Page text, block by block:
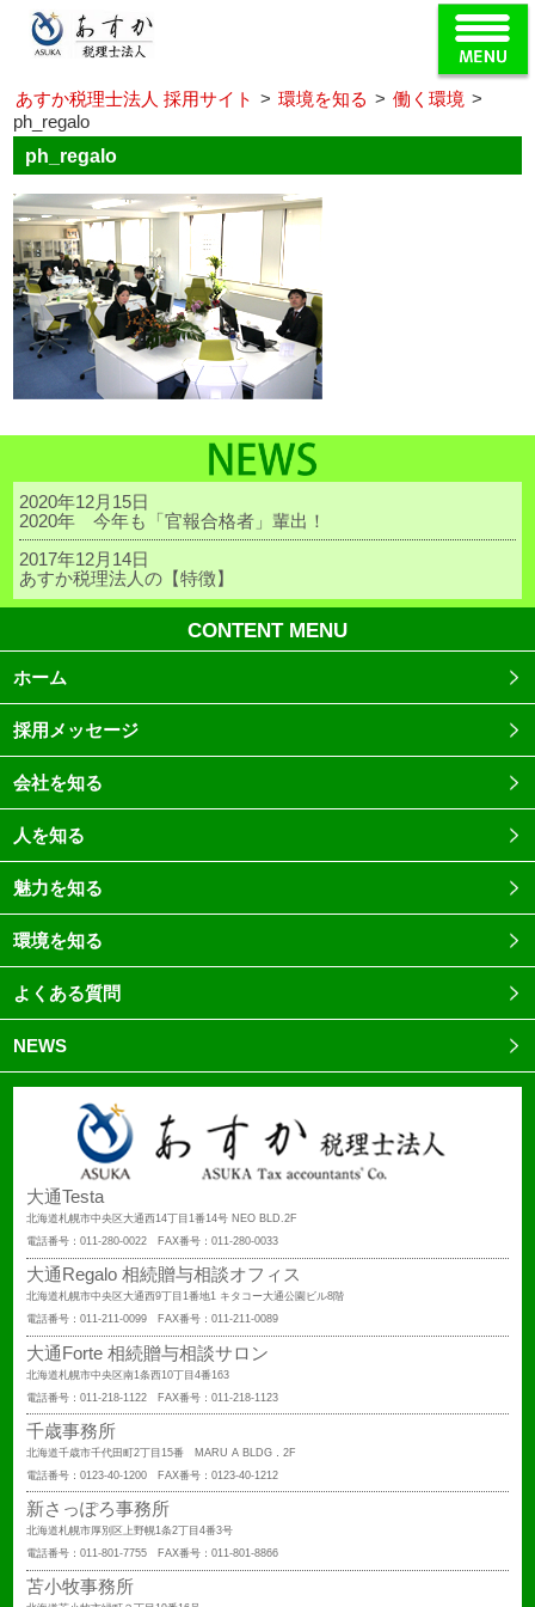
あすか税理士法人 採用サイト > 環境を知る > 働く環境 >
ph_regalo
ph_regalo
2020年12月15日
2020年 今年も「官報合格者」輩出！
2017年12月14日
あすか税理法人の【特徴】
CONTENT MENU
ホーム
採用メッセージ
会社を知る
人を知る
魅力を知る
環境を知る
よくある質問
NEWS
大通Testa
北海道札幌市中央区大通西14丁目1番14号 NEO BLD.2F
電話番号：011-280-0022 FAX番号：011-280-0033
大通Regalo 相続贈与相談オフィス
北海道札幌市中央区大通西9丁目1番地1 キタコー大通公園ビル8階
電話番号：011-211-0099 FAX番号：011-211-0089
大通Forte 相続贈与相談サロン
北海道札幌市中央区南1条西10丁目4番163
電話番号：011-218-1122 FAX番号：011-218-1123
千歳事務所
北海道千歳市千代田町2丁目15番 MARU A BLDG．2F
電話番号：0123-40-1200 FAX番号：0123-40-1212
新さっぽろ事務所
北海道札幌市厚別区上野幌1条2丁目4番3号
電話番号：011-801-7755 FAX番号：011-801-8866
苫小牧事務所